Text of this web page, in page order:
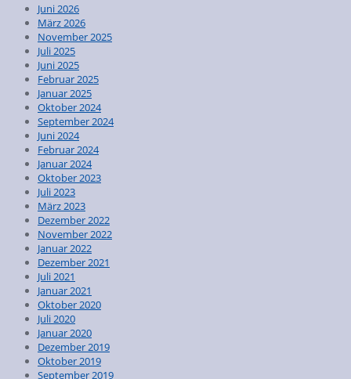
Juni 2026
März 2026
November 2025
Juli 2025
Juni 2025
Februar 2025
Januar 2025
Oktober 2024
September 2024
Juni 2024
Februar 2024
Januar 2024
Oktober 2023
Juli 2023
März 2023
Dezember 2022
November 2022
Januar 2022
Dezember 2021
Juli 2021
Januar 2021
Oktober 2020
Juli 2020
Januar 2020
Dezember 2019
Oktober 2019
September 2019